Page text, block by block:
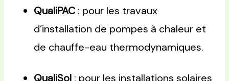
QualiPAC: pour les travaux
d’installation de pompes à chaleur et
de chauffe-eau thermodynamiques.
QualiSol : pour les installations solaires